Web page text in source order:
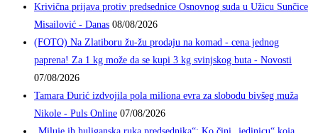
Krivična prijava protiv predsednice Osnovnog suda u Užicu Sunčice
Misailović - Danas 08/08/2026
(FOTO) Na Zlatiboru žu-žu prodaju na komad - cena jednog
paprena! Za 1 kg može da se kupi 3 kg svinjskog buta - Novosti
07/08/2026
Tamara Đurić izdvojila pola miliona evra za slobodu bivšeg muža
Nikole - Puls Online 07/08/2026